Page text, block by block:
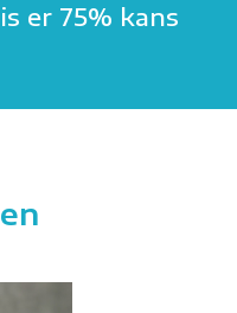
er 75% kans